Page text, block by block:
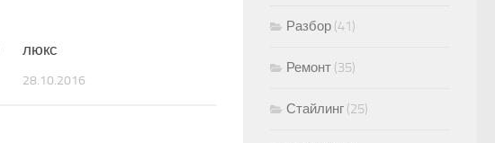
люкс
28.10.2016
Разбор (41)
Ремонт (35)
Стайлинг (25)